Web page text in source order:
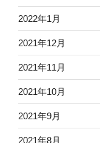
2022年1月
2021年12月
2021年11月
2021年10月
2021年9月
2021年8月